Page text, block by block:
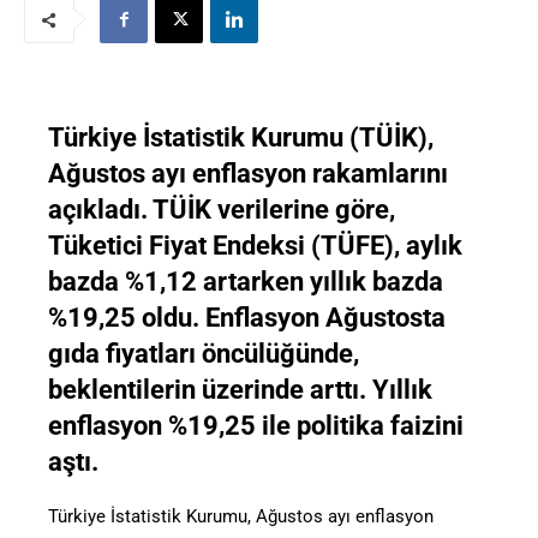
Türkiye İstatistik Kurumu (TÜİK),
Ağustos ayı enflasyon rakamlarını
açıkladı. TÜİK verilerine göre,
Tüketici Fiyat Endeksi (TÜFE), aylık
bazda %1,12 artarken yıllık bazda
%19,25 oldu. Enflasyon Ağustosta
gıda fiyatları öncülüğünde,
beklentilerin üzerinde arttı. Yıllık
enflasyon %19,25 ile politika faizini
aştı.
Türkiye İstatistik Kurumu, Ağustos ayı enflasyon